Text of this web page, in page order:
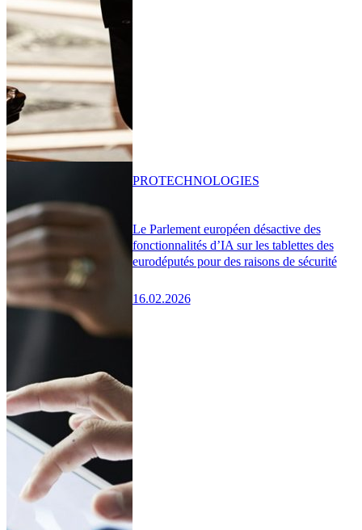
Le Parlement européen désactive des
fonctionnalités d’IA sur les tablettes des
eurodéputés pour des raisons de sécurité
16.02.2026
PROTECHNOLOGIES